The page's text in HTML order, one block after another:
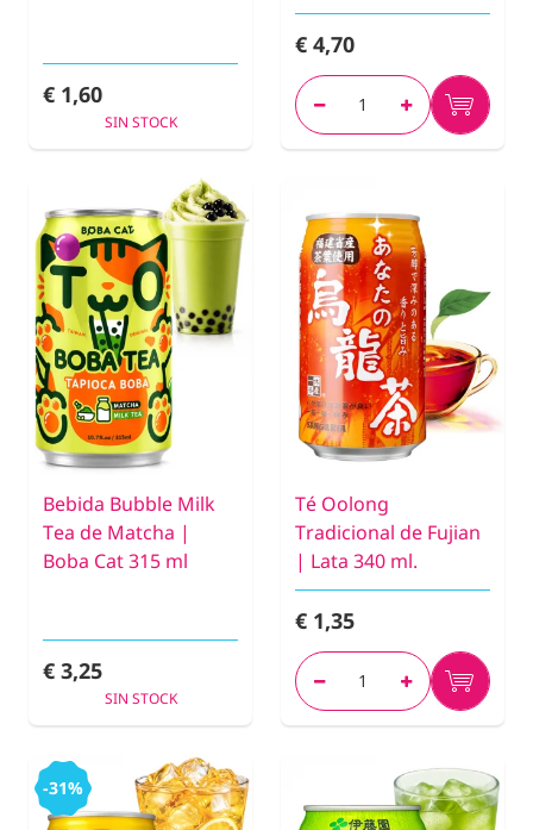
€ 1,60
SIN STOCK
€ 4,70
Bebida Bubble Milk
Tea de Matcha |
Boba Cat 315 ml
€ 3,25
SIN STOCK
Té Oolong
Tradicional de Fujian
| Lata 340 ml.
€ 1,35
-31%